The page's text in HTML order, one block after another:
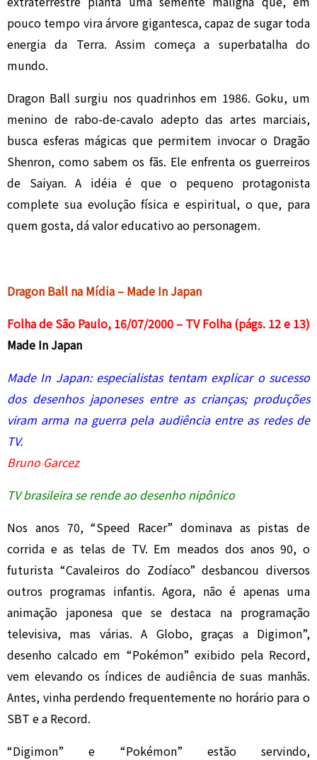
pouco tempo vira árvore gigantesca, capaz de sugar toda
energia da Terra. Assim começa a superbatalha do
mundo.
Dragon Ball surgiu nos quadrinhos em 1986. Goku, um
menino de rabo-de-cavalo adepto das artes marciais,
busca esferas mágicas que permitem invocar o Dragão
Shenron, como sabem os fãs. Ele enfrenta os guerreiros
de Saiyan. A idéia é que o pequeno protagonista
complete sua evolução física e espiritual, o que, para
quem gosta, dá valor educativo ao personagem.
Dragon Ball na Mídia – Made In Japan
Folha de São Paulo, 16/07/2000 – TV Folha (págs. 12 e 13)
Made In Japan
Made In Japan: especialistas tentam explicar o sucesso
dos desenhos japoneses entre as crianças; produções
viram arma na guerra pela audiência entre as redes de
TV.
Bruno Garcez
TV brasileira se rende ao desenho nipônico
Nos anos 70, “Speed Racer” dominava as pistas de
corrida e as telas de TV. Em meados dos anos 90, o
futurista “Cavaleiros do Zodíaco” desbancou diversos
outros programas infantis. Agora, não é apenas uma
animação japonesa que se destaca na programação
televisiva, mas várias. A Globo, graças a Digimon”,
desenho calcado em “Pokémon” exibido pela Record,
vem elevando os índices de audiência de suas manhãs.
Antes, vinha perdendo frequentemente no horário para o
SBT e a Record.
“Digimon” e “Pokémon” estão servindo,